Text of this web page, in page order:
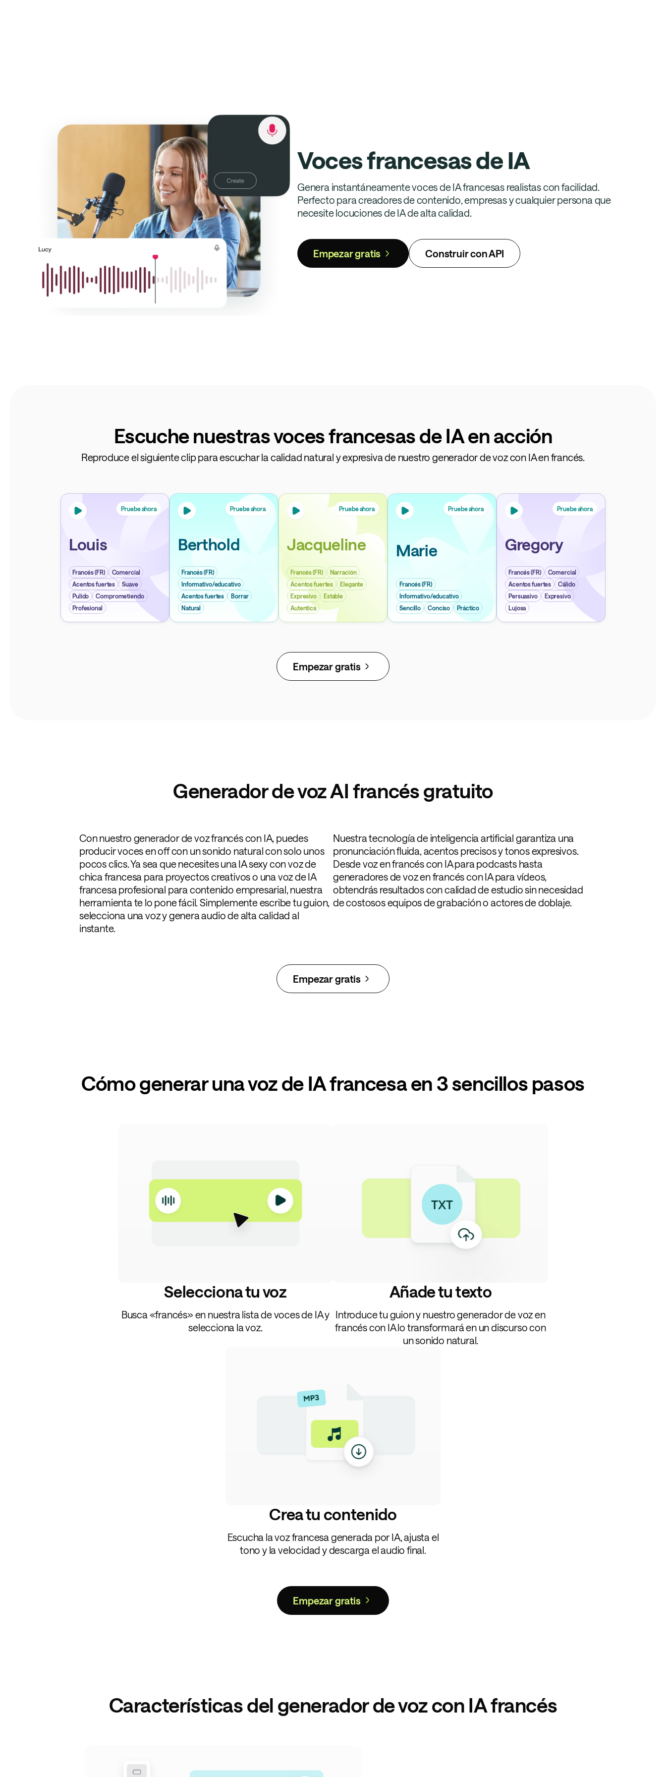
Voces francesas de IA
Genera instantáneamente voces de IA francesas realistas con facilidad.
Perfecto para creadores de contenido, empresas y cualquier persona que
necesite locuciones de IA de alta calidad.
Empezar gratis Construir con API
Escuche nuestras voces francesas de IA en acción
Reproduce el siguiente clip para escuchar la calidad natural y expresiva de nuestro generador de voz con IA en francés.
Pruebe ahora
Louis
Francés (FR)
Comercial
Acentos fuertes
Suave
Pulido
Comprometiendo
Profesional
Pruebe ahora
Berthold
Francés (FR)
Informativo/educativo
Acentos fuertes
Borrar
Natural
Pruebe ahora
Jacqueline
Francés (FR)
Narración
Acentos fuertes
Elegante
Expresivo
Estable
Autentica
Pruebe ahora
Marie
Francés (FR)
Informativo/educativo
Sencillo
Conciso Práctico
Pruebe ahora
Gregory
Francés (FR)
Comercial
Acentos fuertes
Cálido
Persuasivo
Expresivo
Lujosa
Empezar gratis
Generador de voz AI francés gratuito
Con nuestro generador de voz francés con IA, puedes
producir voces en off con un sonido natural con solo unos
pocos clics. Ya sea que necesites una IA sexy con voz de
chica francesa para proyectos creativos o una voz de IA
francesa profesional para contenido empresarial, nuestra
herramienta te lo pone fácil. Simplemente escribe tu guion,
selecciona una voz y genera audio de alta calidad al
instante.
Nuestra tecnología de inteligencia artificial garantiza una
pronunciación fluida, acentos precisos y tonos expresivos.
Desde voz en francés con IA para podcasts hasta
generadores de voz en francés con IA para vídeos,
obtendrás resultados con calidad de estudio sin necesidad
de costosos equipos de grabación o actores de doblaje.
Empezar gratis
Cómo generar una voz de IA francesa en 3 sencillos pasos
Selecciona tu voz
Busca «francés» en nuestra lista de voces de IA y
selecciona la voz.
Añade tu texto
Introduce tu guion y nuestro generador de voz en
francés con IA lo transformará en un discurso con
un sonido natural.
Crea tu contenido
Escucha la voz francesa generada por IA, ajusta el
tono y la velocidad y descarga el audio final.
Empezar gratis
Características del generador de voz con IA francés